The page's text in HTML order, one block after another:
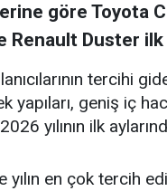
göre Toyota
Renault Duster ilk
tercihi
yapıları, geniş iç
yılının ilk
yılın en çok tercih